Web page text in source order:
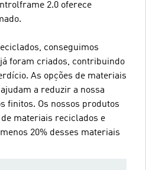
2.0 oferece
conseguimos
foram criados, contribuindo
As opções de materiais
a reduzir a nossa
finitos. Os nossos produtos
materiais reciclados e
20% desses materiais